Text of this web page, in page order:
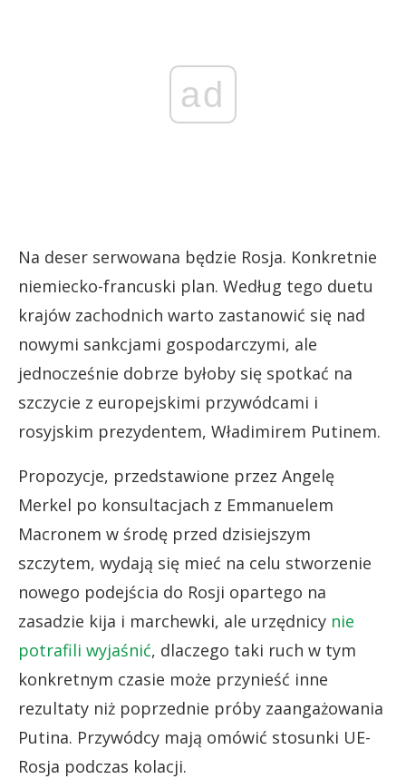
ad
Na deser serwowana będzie Rosja. Konkretnie
niemiecko-francuski plan. Według tego duetu
krajów zachodnich warto zastanowić się nad
nowymi sankcjami gospodarczymi, ale
jednocześnie dobrze byłoby się spotkać na
szczycie z europejskimi przywódcami i
rosyjskim prezydentem, Władimirem Putinem.
Propozycje, przedstawione przez Angelę
Merkel po konsultacjach z Emmanuelem
Macronem w środę przed dzisiejszym
szczytem, wydają się mieć na celu stworzenie
nowego podejścia do Rosji opartego na
zasadzie kija i marchewki, ale urzędnicy nie
potrafili wyjaśnić, dlaczego taki ruch w tym
konkretnym czasie może przynieść inne
rezultaty niż poprzednie próby zaangażowania
Putina. Przywódcy mają omówić stosunki UE-
Rosja podczas kolacji.